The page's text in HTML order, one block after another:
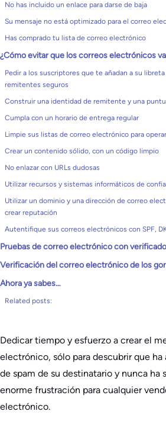
No has incluido un enlace para darse de baja
Su mensaje no está optimizado para el correo
Has comprado tu lista de correo electrónico
¿Cómo evitar que los correos electrónicos
Pedir a los suscriptores que te añadan a su
remitentes seguros
Construir una identidad de remitente y una
Cumpla con un horario de entrega regular
Limpie sus listas de correo electrónico para
Crear un contenido sólido, con un código limpio
No enlazar con URLs dudosas
Utilizar recursos y sistemas informáticos de
Utilizar un dominio y una dirección de correo
crear reputación
Autentifique sus correos electrónicos con SPF,
Pruebas de correo electrónico con
Verificación del correo electrónico de los
Ahora ya sabes…
Related posts:
Dedicar tiempo y esfuerzo a crear el
electrónico, sólo para descubrir que
de spam de su destinatario y nunca ha
enorme frustración para cualquier
electrónico.